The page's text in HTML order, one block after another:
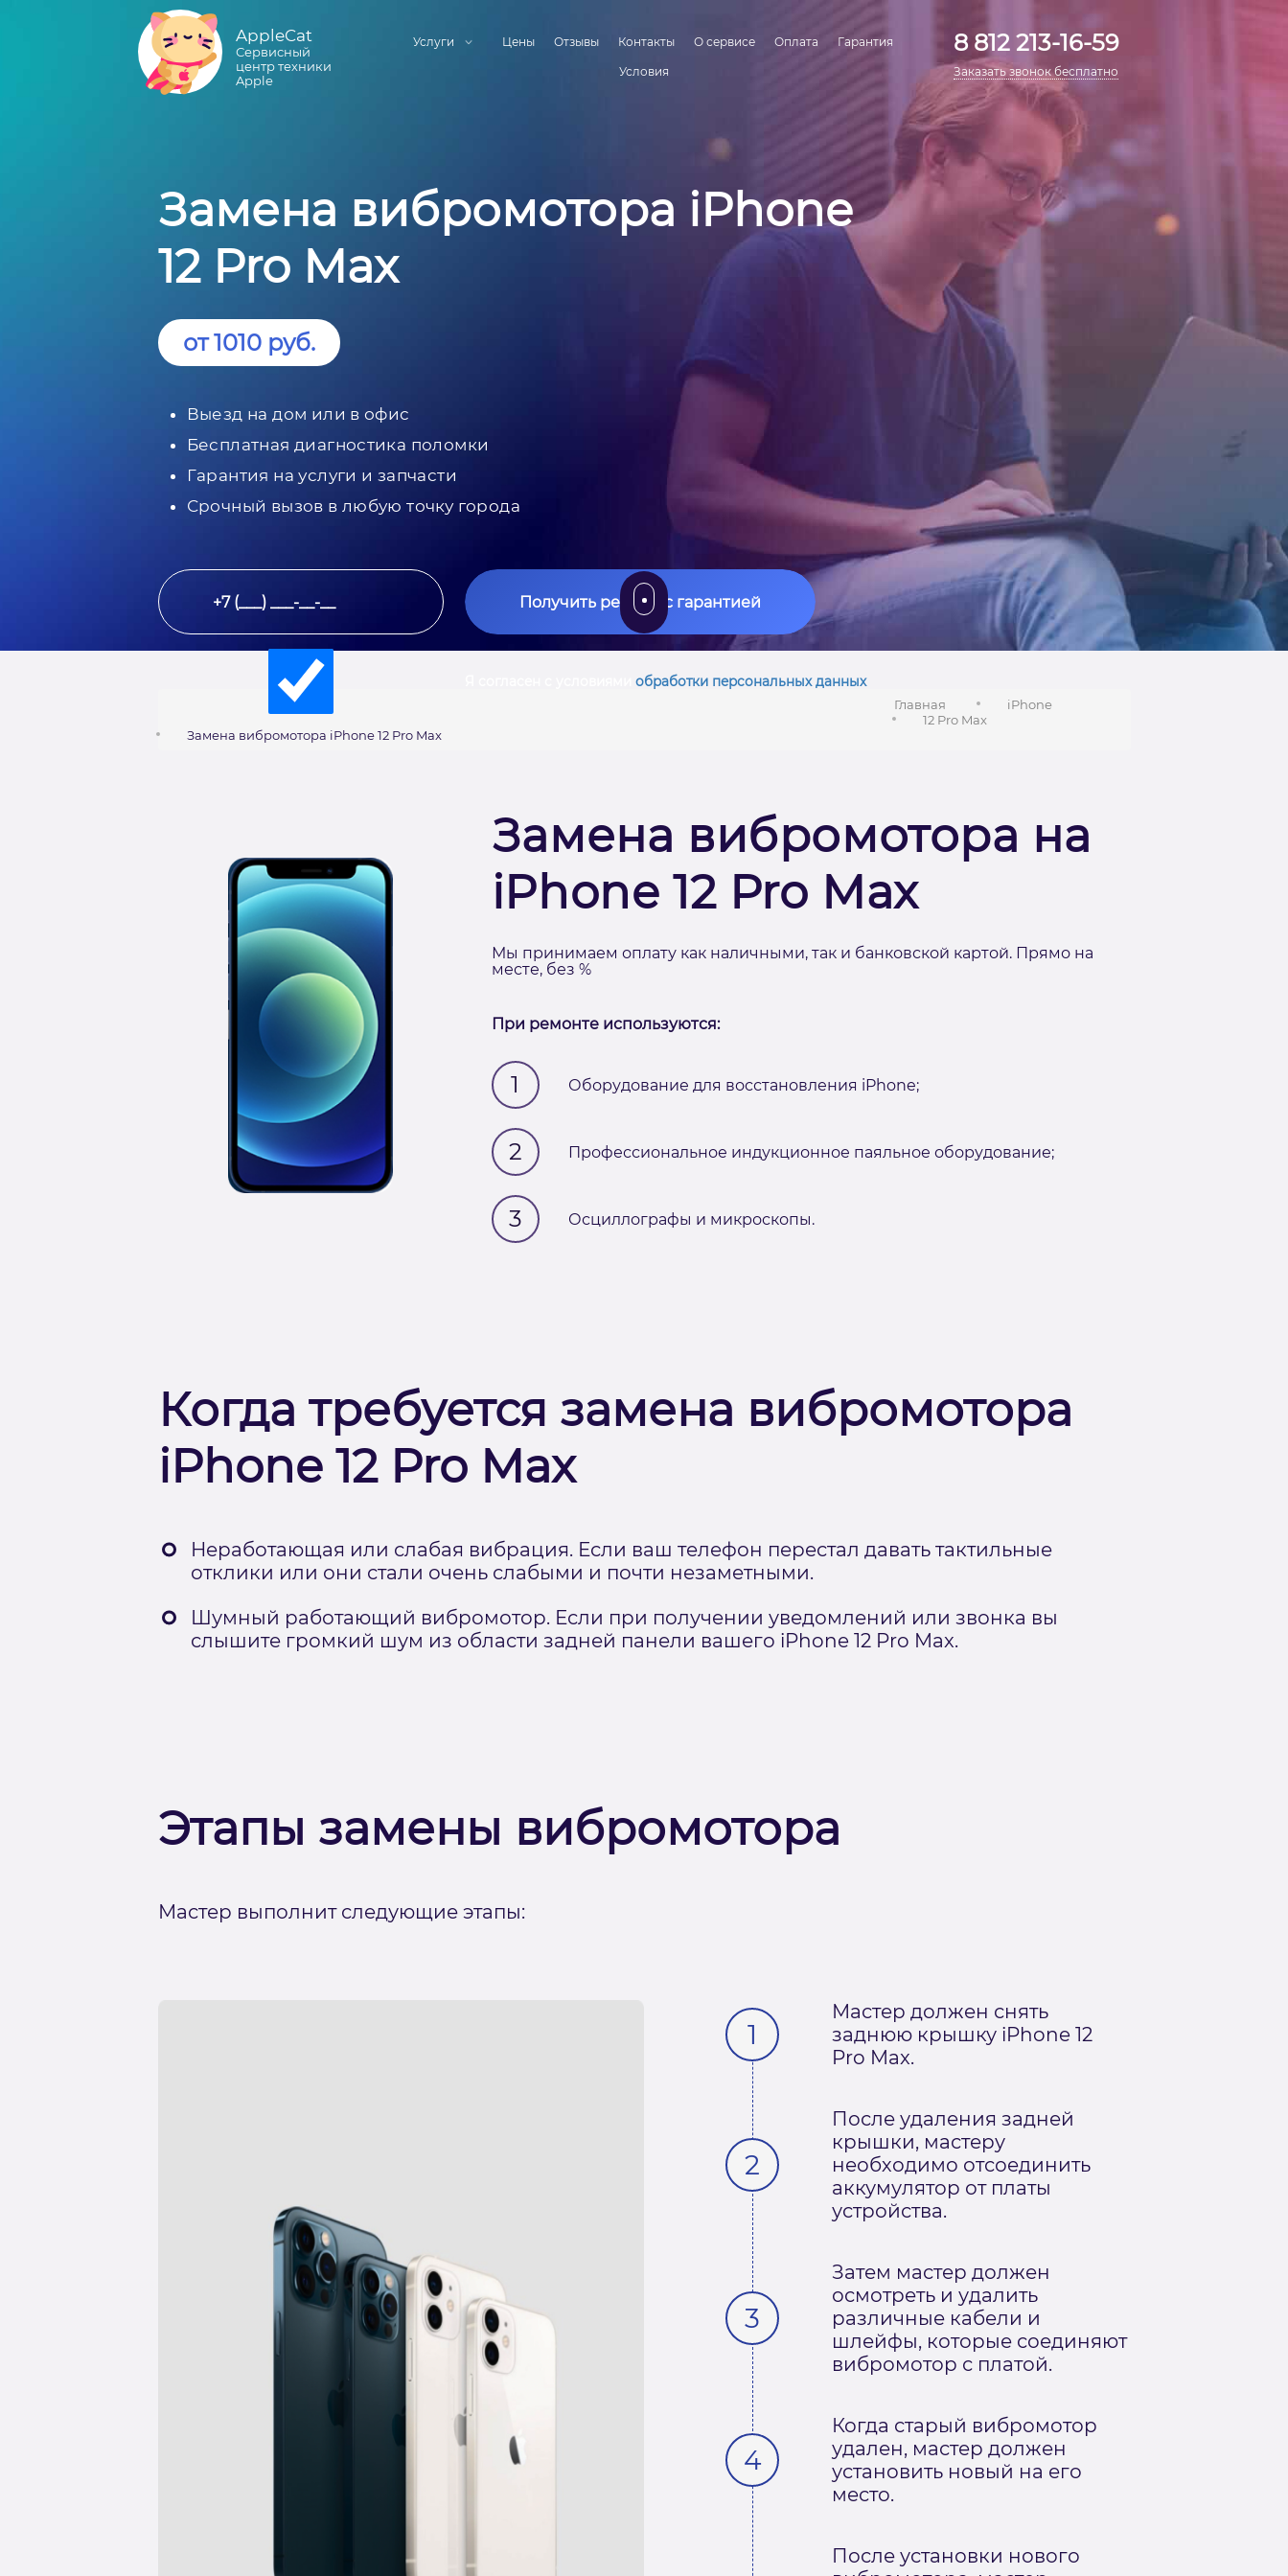
AppleCat
Сервисный
центр техники
Apple
Услуги Цены Отзывы Контакты О сервисе Оплата Гарантия
Условия
8 812 213-16-59
Заказать звонок бесплатно
Замена вибромотора iPhone
12 Pro Max
от 1010 руб.
Выезд на дом или в офис
Бесплатная диагностика поломки
Гарантия на услуги и запчасти
Срочный вызов в любую точку города
Получить ремонт с гарантией
обработки персональных данных
Главная
iPhone
12 Pro Max
Замена вибромотора iPhone 12 Pro Max
Замена вибромотора на
iPhone 12 Pro Max
Мы принимаем оплату как наличными, так и банковской картой. Прямо на
месте, без %
При ремонте используются:
1 Оборудование для восстановления iPhone;
2 Профессиональное индукционное паяльное оборудование;
3 Осциллографы и микроскопы.
Когда требуется замена вибромотора
iPhone 12 Pro Max
Неработающая или слабая вибрация. Если ваш телефон перестал давать тактильные
отклики или они стали очень слабыми и почти незаметными.
Шумный работающий вибромотор. Если при получении уведомлений или звонка вы
слышите громкий шум из области задней панели вашего iPhone 12 Pro Max.
Этапы замены вибромотора
Мастер выполнит следующие этапы:
Мастер должен снять
заднюю крышку iPhone 12
Pro Max.
После удаления задней
крышки, мастеру
необходимо отсоединить
аккумулятор от платы
устройства.
Затем мастер должен
осмотреть и удалить
различные кабели и
шлейфы, которые соединяют
вибромотор с платой.
Когда старый вибромотор
удален, мастер должен
установить новый на его
место.
После установки нового